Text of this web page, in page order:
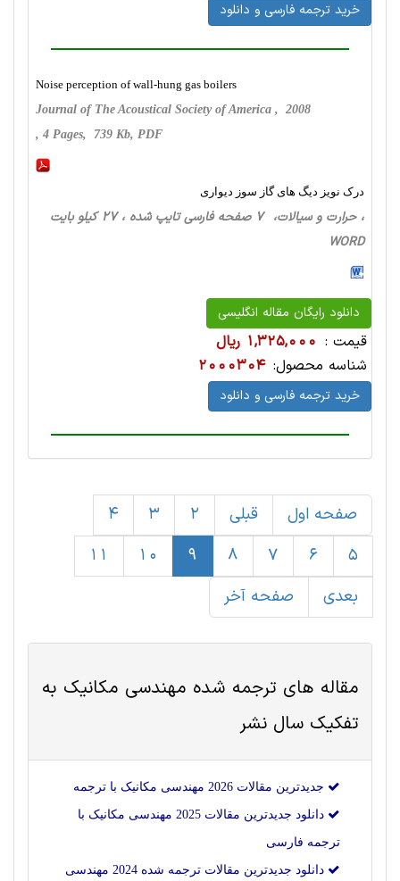
خرید ترجمه فارسی و دانلود
Noise perception of wall-hung gas boilers
Journal of The Acoustical Society of America , 2008
, 4 Pages, 739 Kb, PDF
درک نویز دیگ های گاز سوز دیواری
، حرارت‌ و سیالات، 7 صفحه فارسی تایپ شده ، 27 کیلو بایت
WORD
دانلود رایگان مقاله انگلیسی
قیمت : 1,325,000 ریال
شناسه محصول: 2000304
خرید ترجمه فارسی و دانلود
صفحه اول قبلی 2
3
4
5
6
7
8
9
10
11
بعدی
صفحه آخر
مقاله های ترجمه شده مهندسی مکانیک به
تفکیک سال نشر
جدیدترین مقالات 2026 مهندسی مکانیک با ترجمه
دانلود جدیدترین مقالات 2025 مهندسی مکانیک با
ترجمه فارسی
دانلود جدیدترین مقالات ترجمه شده 2024 مهندسی